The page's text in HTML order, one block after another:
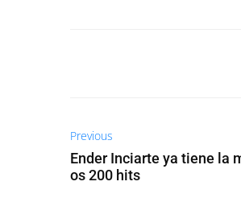
Previous
Ender Inciarte ya tiene la
os 200 hits